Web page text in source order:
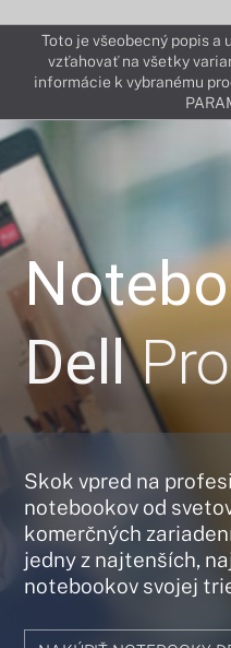
Toto je všeobecný popis a
vzťahovať na všetky
informácie k vybranému
DellPro
Skok vpred na
notebookov od
komerčných
jedny z najtenších,
notebookov svojej